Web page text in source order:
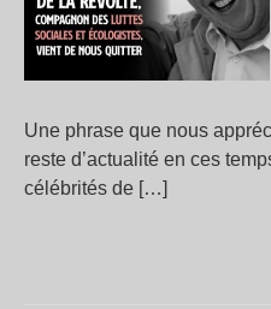
Une phrase que nous
reste d’actualité en ces
célébrités de […]